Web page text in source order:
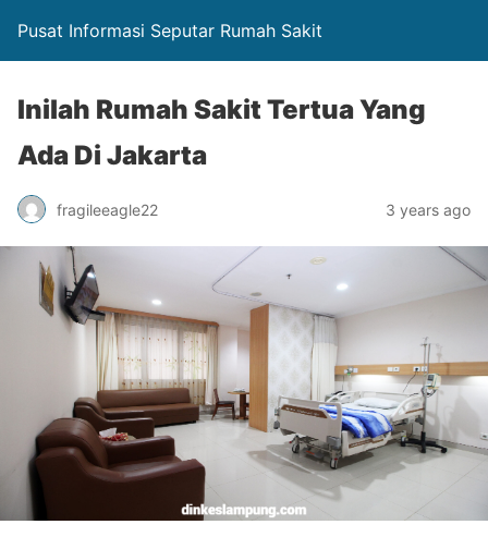
Pusat Informasi Seputar Rumah Sakit
Inilah Rumah Sakit Tertua Yang
Ada Di Jakarta
fragileeagle22 3 years ago